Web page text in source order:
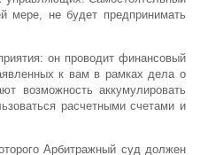
мере, не будет предпринимать
он проводит финансовый
к вам в рамках дела о
возможность аккумулировать
расчетными счетами и
Арбитражный суд должен